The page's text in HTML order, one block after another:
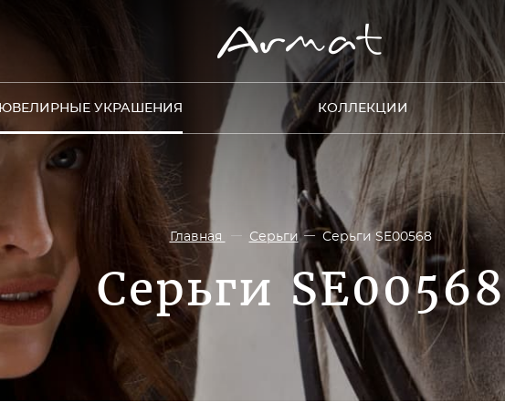
ЮВЕЛИРНЫЕ УКРАШЕНИЯ КОЛЛЕКЦИИ
Главная Серьги Серьги SE00568
Серьги SE00568